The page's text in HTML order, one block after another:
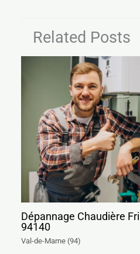
Related Posts
Dépannage Chaudière
94140
Val-de-Marne (94)